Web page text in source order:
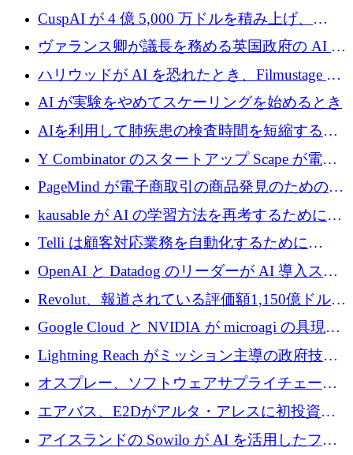
子力タービンが1500万ポンドの資金調達でス
テルスから浮上
CuspAI が 4 億 5,000 万ドルを積み上げ、
Resist.UA が 5,000 万ユーロの基金を立ち上
げ、DSIT が廃止される
ヴァランス卿が議長を務める英国政府の AI タ
スクフォースが発足
ハリウッドが AI を恐れたとき、Filmustage は
代わりにプリプロダクションに賭けました
AI が実験をやめてスケーリングを始めるとき
AIを利用して肺疾患の検査時間を短縮する英
国のヘルステック挑戦者が1900万ドルを獲得
Y Combinator のスタートアップ Scape が電子
メールを再考するために 320 万ドルを調達し
てステルスから浮上
PageMind が電子商取引の商品発見のための
AI を拡張するために 120 万ユーロを調達
kausable が AI の学習方法を再考するために
1,200 万ユーロを調達
Telli は顧客対応業務を自動化するために
1,500 万ドルのシードを確保
OpenAI と Datadog のリーダーが AI 導入スタ
ートアップ Arrakis を支援
Revolut、報道されている評価額1,150億ドルで
の新たな二次株式売却を確認
Google Cloud と NVIDIA が microagi の具現化
された AI の野望を推進
Lightning Reach がミッション主導の政府技術
グループとしてポートフォリオを拡大し ETG
に買収
オスプレー、ソフトウェアサプライチェーン
攻撃を阻止するために265万ドルを確保
エアバス、E2Dがアルタ・アレスに初投資、
欧州防衛技術ファンドに5億ユーロを拠出
アイスランドの Sowilo が AI を活用したファ